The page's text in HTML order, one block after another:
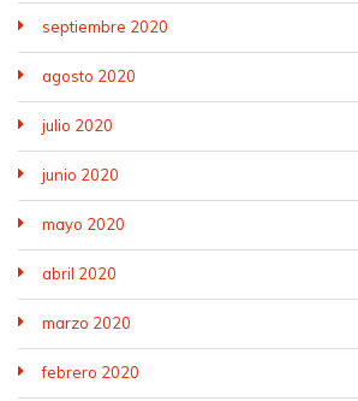
septiembre 2020
agosto 2020
julio 2020
junio 2020
mayo 2020
abril 2020
marzo 2020
febrero 2020